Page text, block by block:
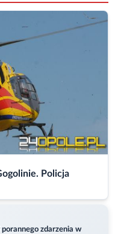
Policja
porannego zdarzenia w